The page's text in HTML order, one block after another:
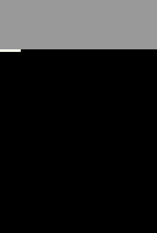
W1900精铣刨机、W130H铣刨
水泥路面铣刨；公路、铁路隧
等